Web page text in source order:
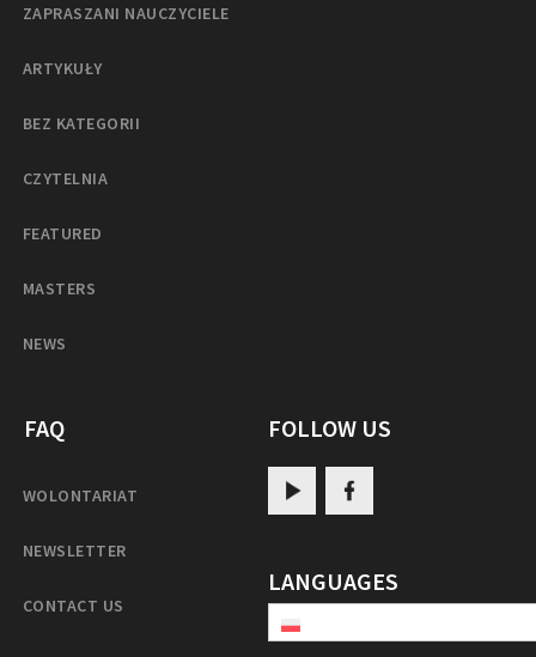
ZAPRASZANI NAUCZYCIELE
ARTYKUŁY
BEZ KATEGORII
CZYTELNIA
FEATURED
MASTERS
NEWS
FAQ
WOLONTARIAT
NEWSLETTER
CONTACT US
FOLLOW US
LANGUAGES